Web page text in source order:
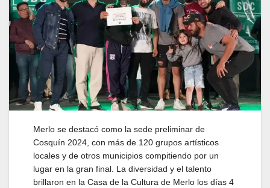
Merlo se destacó como la sede preliminar de
Cosquín 2024, con más de 120 grupos artísticos
locales y de otros municipios compitiendo por un
lugar en la gran final. La diversidad y el talento
brillaron en la Casa de la Cultura de Merlo los días 4